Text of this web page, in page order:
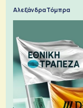
Αλεξάνδρα Τόμπρα